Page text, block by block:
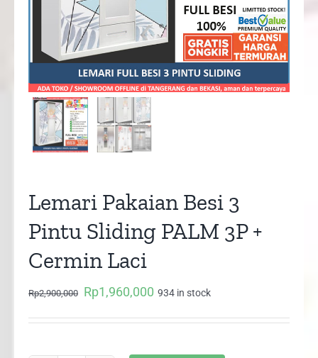
Lemari Pakaian Besi 3
Pintu Sliding PALM 3P +
Cermin Laci
Rp2,900,000
Original
Rp1,960,000 Current
934 in stock